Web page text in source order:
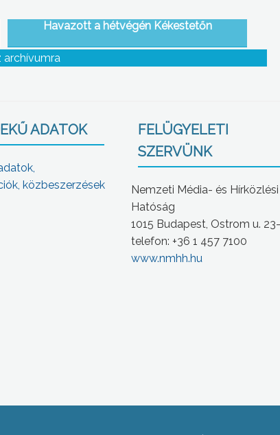
Havazott a hétvégén Kékestetőn
archívumra
ADATOK
közbeszerzések
FELÜGYELETI
SZERVÜNK
Nemzeti Média- és Hírközlési
Hatóság
1015 Budapest, Ostrom u.
telefon: +36 1 457 7100
www.nmhh.hu